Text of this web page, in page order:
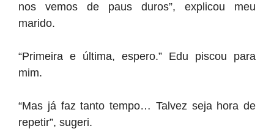
nos vemos de paus duros”, explicou meu
marido.
“Primeira e última, espero.” Edu piscou para
mim.
“Mas já faz tanto tempo… Talvez seja hora de
repetir”, sugeri.